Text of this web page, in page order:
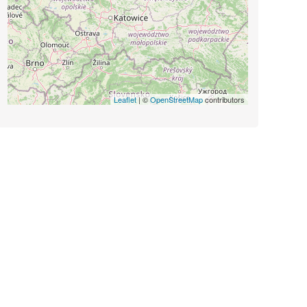
Leaflet| ©OpenStreetMapcontributors